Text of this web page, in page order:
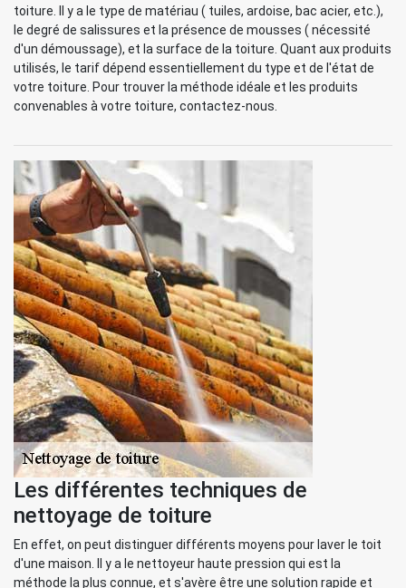
toiture. Il y a le type de matériau ( tuiles, ardoise, bac acier, etc.),
le degré de salissures et la présence de mousses ( nécessité
d'un démoussage), et la surface de la toiture. Quant aux produits
utilisés, le tarif dépend essentiellement du type et de l'état de
votre toiture. Pour trouver la méthode idéale et les produits
convenables à votre toiture, contactez-nous.
Les différentes techniques de
nettoyage de toiture
En effet, on peut distinguer différents moyens pour laver le toit
d'une maison. Il y a le nettoyeur haute pression qui est la
méthode la plus connue, et s'avère être une solution rapide et